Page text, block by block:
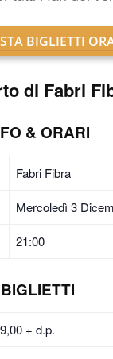
BIGLIETTI
di Fabri
& ORARI
Fabri Fibra
Mercoledì 3
21:00
BIGLIETTI
+ d.p.